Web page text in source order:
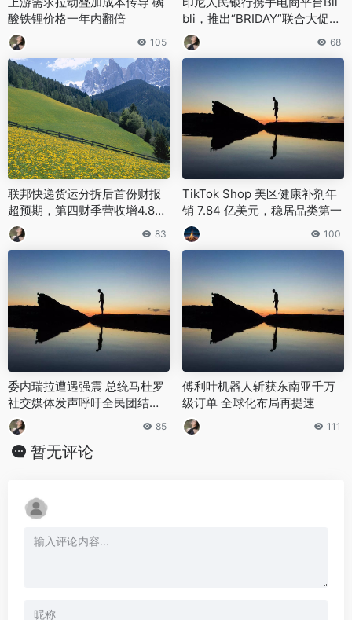
酸铁锂价格一年内翻倍‌
105
bli，推出“BRIDAY”联合大促活
动
68
联邦快递货运分拆后首份财报
超预期，第四财季营收增4.8%
至24亿美元
83
TikTok Shop 美区健康补剂年
销 7.84 亿美元，稳居品类第一
100
委内瑞拉遭遇强震 总统马杜罗
社交媒体发声呼吁全民团结共
渡难关
85
傅利叶机器人斩获东南亚千万
级订单 全球化布局再提速
111
暂无评论